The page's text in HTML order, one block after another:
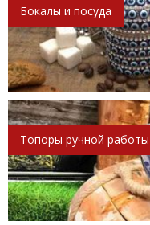
Бокалы и посуда
Топоры ручной работы